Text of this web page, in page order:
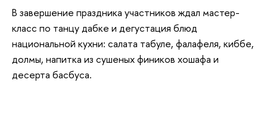
В завершение праздника участников ждал мастер-
класс по танцу дабке и дегустация блюд
национальной кухни: салата табуле, фалафеля, киббе,
долмы, напитка из сушеных фиников хошафа и
десерта басбуса.